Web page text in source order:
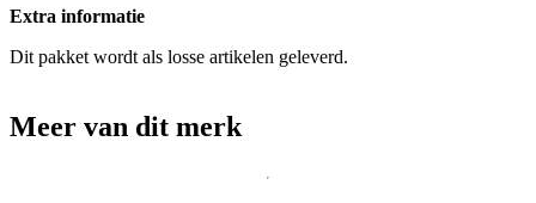
Extra informatie
Dit pakket wordt als losse artikelen geleverd.
Meer van dit merk